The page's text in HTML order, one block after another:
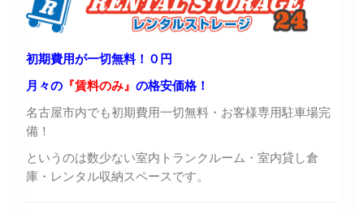
初期費用が一切無料！０円
月々の 『賃料のみ』 の格安価格！
名古屋市内でも初期費用一切無料・お客様専用駐車場完
備！
というのは数少ない室内トランクルーム・室内貸し倉
庫・レンタル収納スペースです。